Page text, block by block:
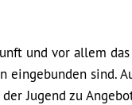
und vor allem
eingebunden sind.
Jugend zu